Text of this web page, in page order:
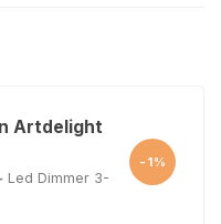
Artdelight
Led Dimmer 3-
-1%